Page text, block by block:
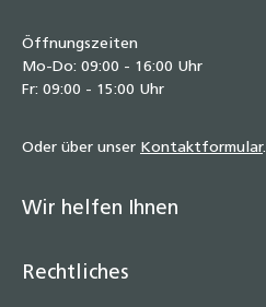
Öffnungszeiten
Mo-Do: 09:00 - 16:00 Uhr
Fr: 09:00 - 15:00 Uhr
Oder über unser Kontaktformular.
Wir helfen Ihnen
Rechtliches